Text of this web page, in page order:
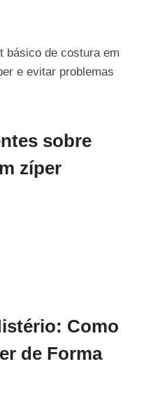
básico de costura em
e evitar problemas
sobre
zíper
Como
de Forma